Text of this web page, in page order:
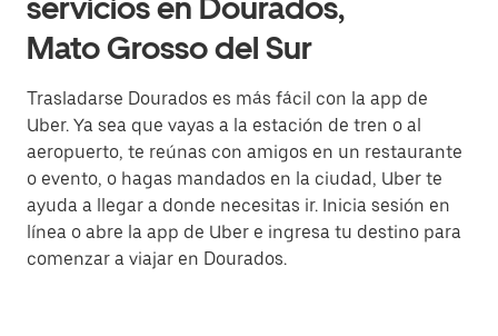
servicios en Dourados,
Mato Grosso del Sur
Trasladarse Dourados es más fácil con la app de
Uber. Ya sea que vayas a la estación de tren o al
aeropuerto, te reúnas con amigos en un restaurante
o evento, o hagas mandados en la ciudad, Uber te
ayuda a llegar a donde necesitas ir. Inicia sesión en
línea o abre la app de Uber e ingresa tu destino para
comenzar a viajar en Dourados.